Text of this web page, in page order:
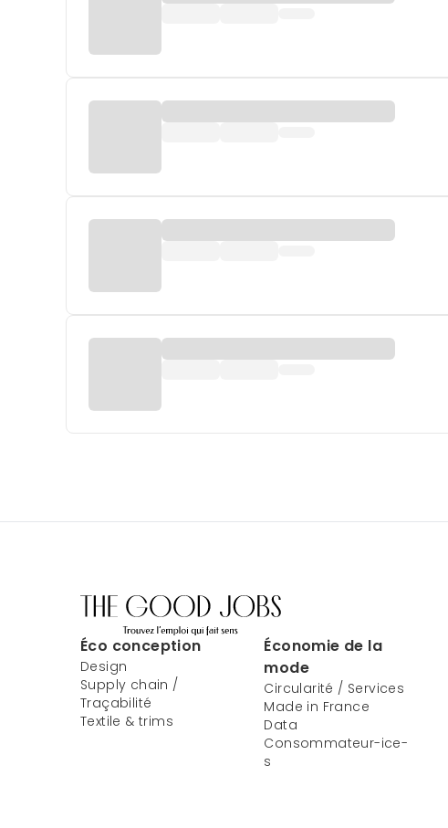
Éco conception
Design
Supply chain /
Traçabilité
Textile & trims
Économie de la
mode
Circularité / Services
Made in France
Data
Consommateur-ice-
s